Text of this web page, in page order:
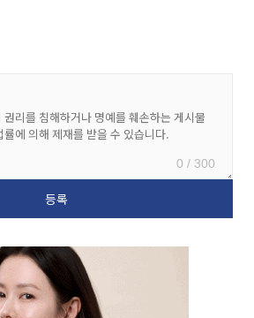
0 / 300